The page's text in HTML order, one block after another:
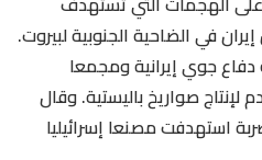
في الضاحية الجنوبية لبيروت.
جوي إيرانية ومجمعا
‌لإنتاج صواريخ ⁠باليستية. وقال
استهدفت مصنعا إسرائيليا